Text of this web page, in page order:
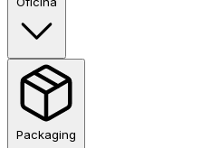
Packaging